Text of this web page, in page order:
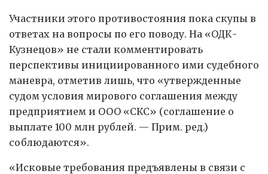
Участники этого противостояния пока скупы в
ответах на вопросы по его поводу. На «ОДК-
Кузнецов» не стали комментировать
перспективы инициированного ими судебного
маневра, отметив лишь, что «утвержденные
судом условия мирового соглашения между
предприятием и ООО «СКС» (соглашение о
выплате 100 млн рублей. — Прим. ред.)
соблюдаются».
«Исковые требования предъявлены в связи с